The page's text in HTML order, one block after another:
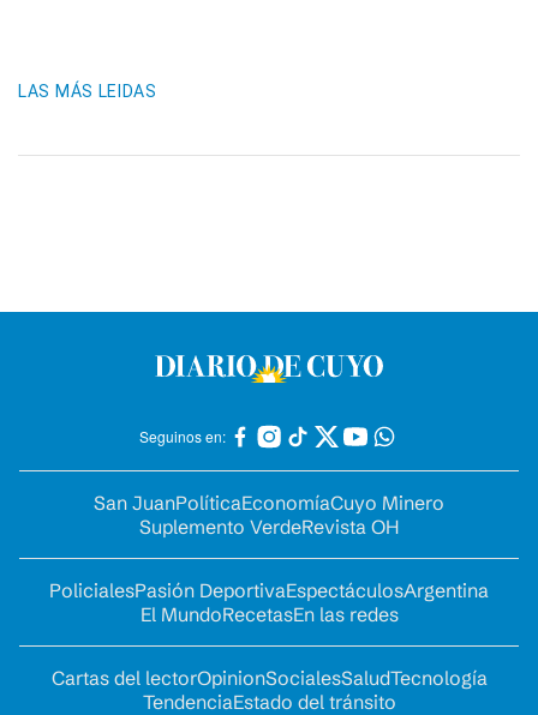
LAS MÁS LEIDAS
Seguinos en:
San JuanPolíticaEconomíaCuyo Minero
Suplemento VerdeRevista OH
PolicialesPasión DeportivaEspectáculosArgentina
El MundoRecetasEn las redes
Cartas del lectorOpinionSocialesSaludTecnología
TendenciaEstado del tránsito